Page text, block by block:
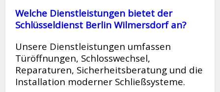
Welche Dienstleistungen bietet der
Schlüsseldienst Berlin Wilmersdorf an?
Unsere Dienstleistungen umfassen
Türöffnungen, Schlosswechsel,
Reparaturen, Sicherheitsberatung und die
Installation moderner Schließsysteme.